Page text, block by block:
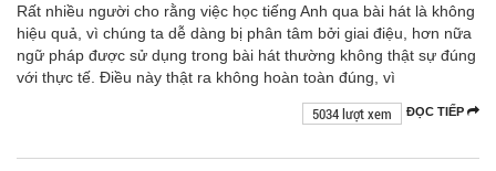
Rất nhiều người cho rằng việc học tiếng Anh qua bài hát là không
hiệu quả, vì chúng ta dễ dàng bị phân tâm bởi giai điệu, hơn nữa
ngữ pháp được sử dụng trong bài hát thường không thật sự đúng
với thực tế. Điều này thật ra không hoàn toàn đúng, vì
ĐỌC TIẾP
5034 lượt xem